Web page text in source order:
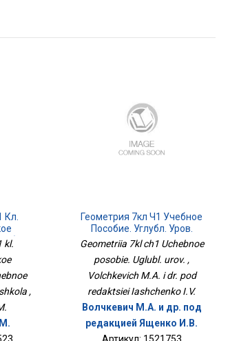
Кл.
kl.
,
Геометрия 7кл Ч1 Учебное
Пособие. Углубл. Уров.
Geometriia 7kl ch1 Uchebnoe
posobie. Uglubl. urov. ,
Volchkevich M.A. i dr. pod
redaktsiei Iashchenko I.V.
Волчкевич М.А. и др. под
редакцией Ященко И.В.